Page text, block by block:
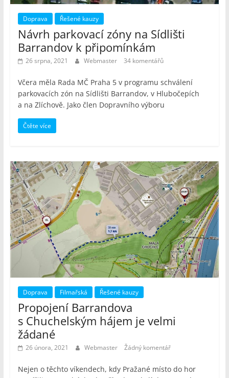
Doprava Řešené kauzy
Návrh parkovací zóny na Sídlišti
Barrandov k připomínkám
26 srpna, 2021 Webmaster 34 komentářů
Včera měla Rada MČ Praha 5 v programu schválení
parkovacích zón na Sídlišti Barrandov, v Hlubočepích
a na Zlíchově. Jako člen Dopravního výboru
Čtěte více
Doprava Filmařská Řešené kauzy
Propojení Barrandova
s Chuchelským hájem je velmi
žádané
26 února, 2021 Webmaster Žádný komentář
Nejen o těchto víkendech, kdy Pražané místo do hor